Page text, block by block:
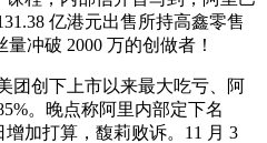
亿港元出售所持高鑫零售
冲破 2000 万的创做者！
创下上市以来最大吃亏、阿
。晚点称阿里内部定下名
加打算，馥莉败诉。11 月 3